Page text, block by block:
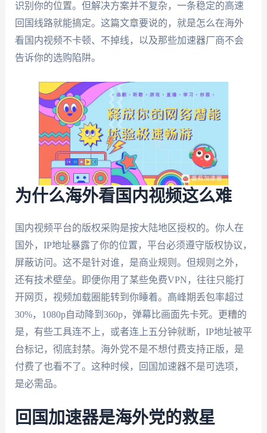
识别你的位置。但解决方案并不复杂，一条稳定的高速
回国线路就能搞定。这篇文章要说的，就是怎么在海外
看国内视频不卡顿、不掉线，以及那些加速器厂商不会
告诉你的选购陷阱。
为什么海外看国内视频这么难
国内视频平台的版权采购是按大陆地区授权的。你人在
国外，IP地址暴露了你的位置，平台必须遵守版权协议，
屏蔽访问。这不是针对谁，是商业规则。但规则之外，
还有技术壁垒。即便你用了某些免费VPN，往往只能打
开网页，视频加载圈能转到你睡着。高峰期丢包率超过
30%，1080p自动降到360p，弹幕比画面先卡死。更糟的
是，有些工具连不上，或者连上五分钟就断，IP地址被平
台标记，彻底封禁。海外党不是不想付费支持正版，是
付费了也看不了。这种时候，回国加速器不是可选项，
是必需品。
回国加速器是海外党的救星